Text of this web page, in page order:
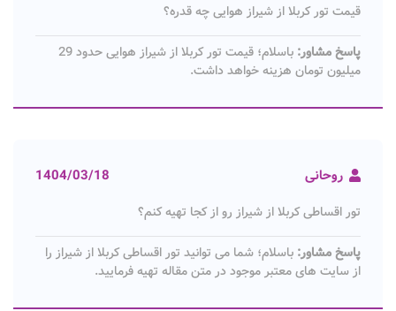
قیمت تور کربلا از شیراز هوایی چه قدره؟
پاسخ مشاور:
باسلام؛ قیمت تور کربلا از شیراز هوایی حدود 29
میلیون تومان هزینه خواهد داشت.
روحانی 1404/03/18
تور اقساطی کربلا از شیراز رو از کجا تهیه کنم؟
پاسخ مشاور: باسلام؛ شما می توانید تور اقساطی کربلا از شیراز را
از سایت های معتبر موجود در متن مقاله تهیه فرمایید.